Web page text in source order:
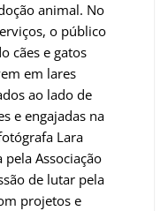
animal. No
o público
cães e gatos
em lares
ao lado de
e engajadas na
Lara
Associação
de lutar pela
projetos e